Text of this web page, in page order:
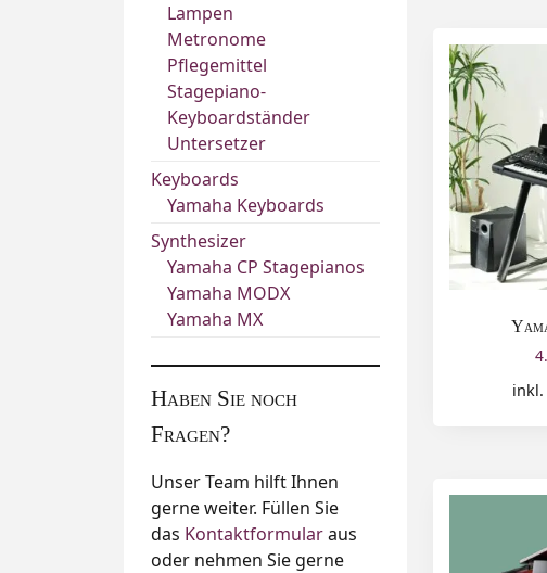
inkl.
Lampen
Metronome
Pflegemittel
Stagepiano-
Keyboardständer
Untersetzer
Keyboards
Yamaha Keyboards
Synthesizer
Yamaha CP Stagepianos
Yamaha MODX
Yamaha MX
Haben Sie noch
Fragen?
Unser Team hilft Ihnen
gerne weiter. Füllen Sie
das Kontaktformularaus
oder nehmen Sie gerne